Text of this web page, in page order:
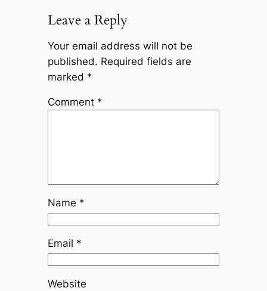
Leave a Reply
Your email address will not be
published. Required fields are
marked *
Comment *
Name *
Email *
Website